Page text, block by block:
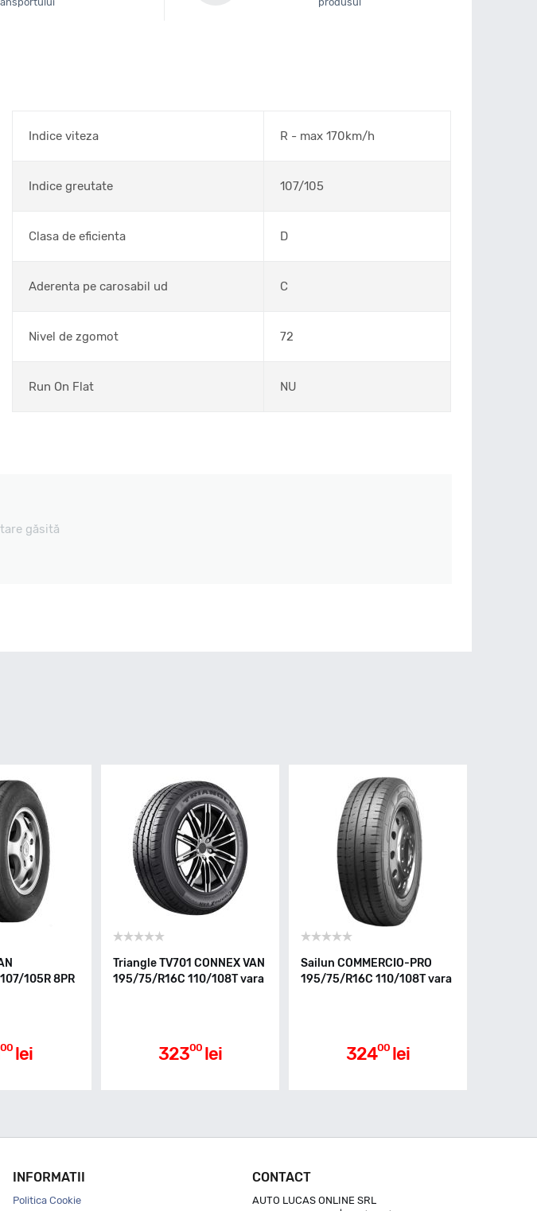
Indice viteza R - max 170km/h
Indice greutate 107/105
Clasa de eficienta D
Aderenta pe carosabil ud C
Nivel de zgomot 72
Run On Flat NU
găsită
105R 8PR
00 lei
Triangle TV701 CONNEX VAN
195/75/R16C 110/108T vara
32300 lei
Sailun COMMERCIO-PRO
195/75/R16C 110/108T vara
32400 lei
INFORMATII
Politica Cookie
CONTACT
AUTO LUCAS ONLINE SRL